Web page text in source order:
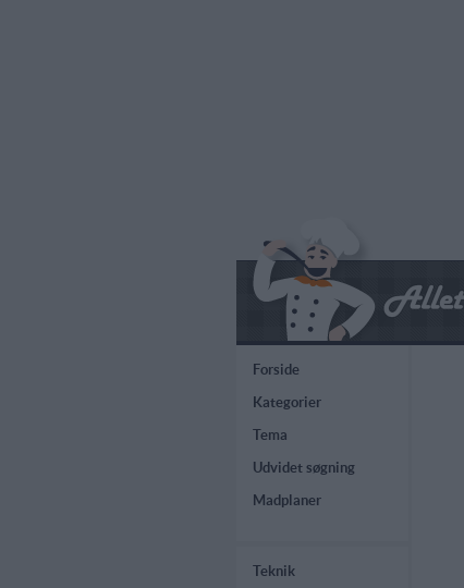
Forside
Kategorier
Tema
Udvidet søgning
Madplaner
Teknik